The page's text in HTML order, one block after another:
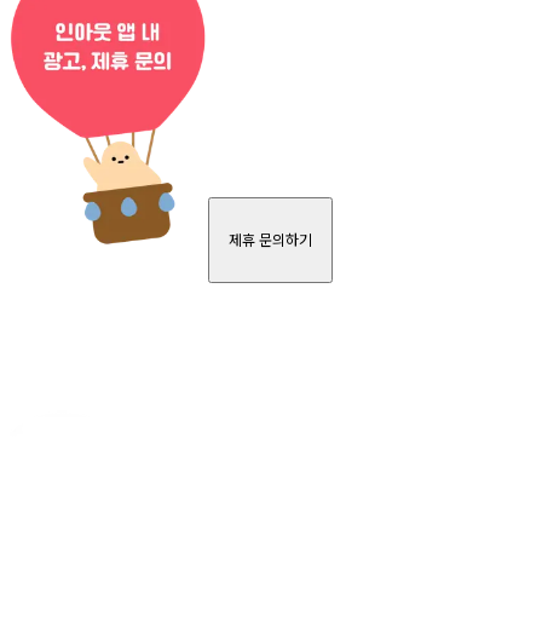
제휴 문의하기